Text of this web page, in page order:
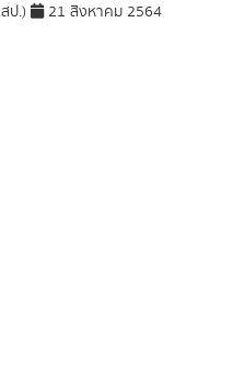
ป.) 21 สิงหาคม 2564